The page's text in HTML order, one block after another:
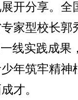
开分享。全
家型校长郭
线实践成果
年筑牢精神
才。